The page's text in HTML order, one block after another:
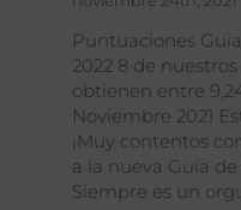
Puntuaciones
2022 8 de
obtienen entre
Noviembre 2021
¡Muy contentos
a la nueva Guía
Siempre es un